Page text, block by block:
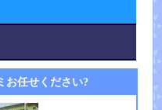
任せください?